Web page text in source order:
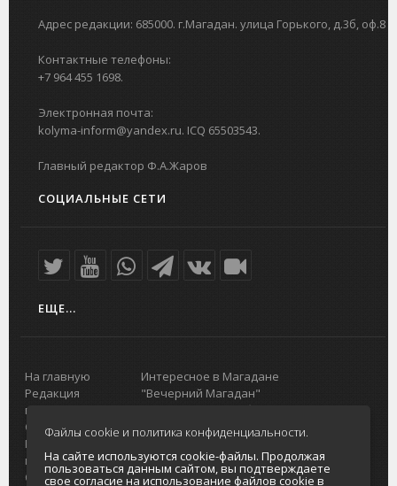
Адрес редакции: 685000. г.Магадан. улица Горького, д.3б, оф.8
Контактные телефоны:
+7 964 455 1698.
Электронная почта:
kolyma-inform@yandex.ru. ICQ 65503543.
Главный редактор Ф.А.Жаров
СОЦИАЛЬНЫЕ СЕТИ
ЕЩЕ...
На главную
Редакция
портала
О проекте
Реклама на
портале
Отзывы и
Интересное в Магадане
"Вечерний Магадан"
Городская доска объявлений
Главный туристический портал
Колымы
Политика в отношении обработки
Файлы cookie и политика конфиденциальности.
На сайте используются cookie-файлы. Продолжая
пользоваться данным сайтом, вы подтверждаете
свое согласие на использование файлов cookie в